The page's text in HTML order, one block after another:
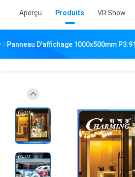
Aperçu Produits VR Show
Panneau D'affichage 1000x500mm